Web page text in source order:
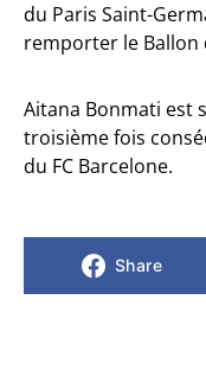
du Paris Saint-
remporter le Ballon
Aitana Bonmati est
troisième fois
du FC Barcelone.
Share